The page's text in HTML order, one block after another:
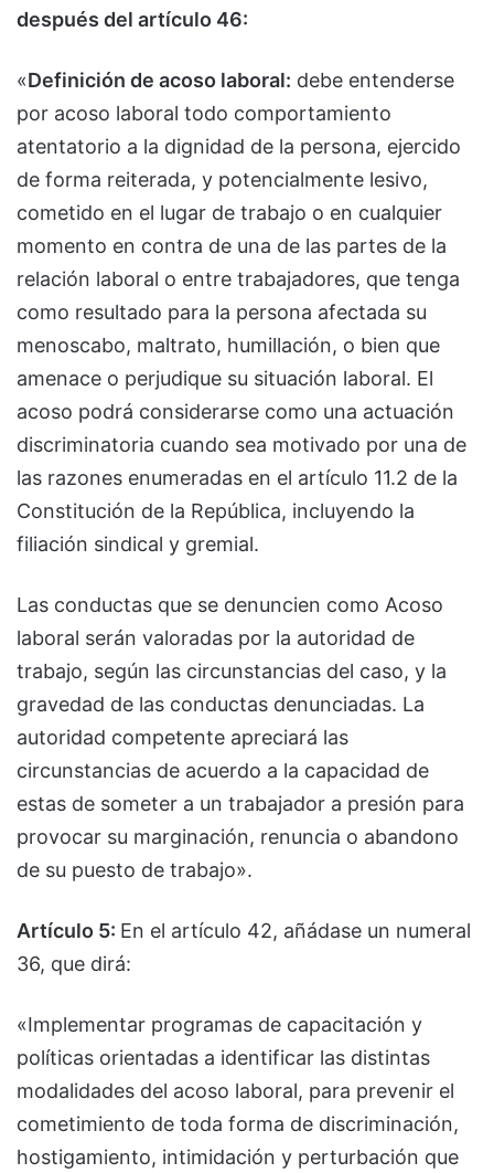
después del artículo 46:
«Definición de acoso laboral: debe entenderse
por acoso laboral todo comportamiento
atentatorio a la dignidad de la persona, ejercido
de forma reiterada, y potencialmente lesivo,
cometido en el lugar de trabajo o en cualquier
momento en contra de una de las partes de la
relación laboral o entre trabajadores, que tenga
como resultado para la persona afectada su
menoscabo, maltrato, humillación, o bien que
amenace o perjudique su situación laboral. El
acoso podrá considerarse como una actuación
discriminatoria cuando sea motivado por una de
las razones enumeradas en el artículo 11.2 de la
Constitución de la República, incluyendo la
filiación sindical y gremial.
Las conductas que se denuncien como Acoso
laboral serán valoradas por la autoridad de
trabajo, según las circunstancias del caso, y la
gravedad de las conductas denunciadas. La
autoridad competente apreciará las
circunstancias de acuerdo a la capacidad de
estas de someter a un trabajador a presión para
provocar su marginación, renuncia o abandono
de su puesto de trabajo».
Artículo 5: En el artículo 42, añádase un numeral
36, que dirá:
«Implementar programas de capacitación y
políticas orientadas a identificar las distintas
modalidades del acoso laboral, para prevenir el
cometimiento de toda forma de discriminación,
hostigamiento, intimidación y perturbación que